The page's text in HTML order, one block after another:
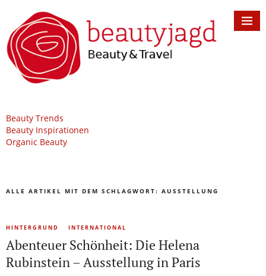
Beauty Trends
Beauty Inspirationen
Organic Beauty
ALLE ARTIKEL MIT DEM SCHLAGWORT: AUSSTELLUNG
HINTERGRUND INTERNATIONAL
Abenteuer Schönheit: Die Helena
Rubinstein – Ausstellung in Paris